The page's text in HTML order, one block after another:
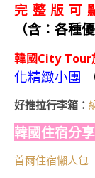
完整版可
（含：各種
韓國City Tour
化精緻小團
好推拉行李箱：
韓國住宿分
首爾住宿懶人包